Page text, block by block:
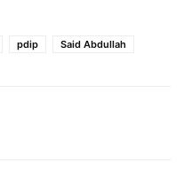
pdip Said Abdullah